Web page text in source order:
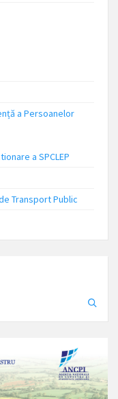
a Persoanelor
a SPCLEP
Transport Public